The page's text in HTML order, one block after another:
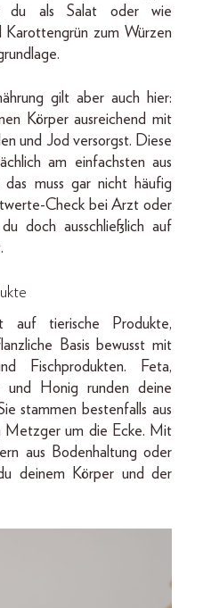
du als Salat oder wie
Karottengrün zum Würzen
gilt aber auch hier:
Körper ausreichend mit
und Jod versorgst. Diese
am einfachsten aus
muss gar nicht häufig
Check bei Arzt oder
doch ausschließlich auf
auf tierische Produkte,
Basis bewusst mit
Fischprodukten. Feta,
und Honig runden deine
stammen bestenfalls aus
Metzger um die Ecke. Mit
aus Bodenhaltung oder
deinem Körper und der